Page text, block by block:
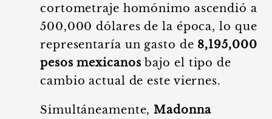
cortometraje homónimo ascendió a
500,000 dólares de la época, lo que
representaría un gasto de 8,195,000
pesos mexicanos bajo el tipo de
cambio actual de este viernes.
Simultáneamente,Madonna